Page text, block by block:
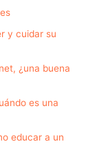
y cuidar su
¿una buena
es una
educar a un